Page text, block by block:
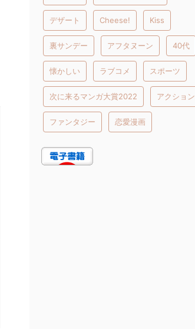
デザート Cheese! Kiss
裏サンデー アフタヌーン 40代
懐かしい ラブコメ スポーツ
次に来るマンガ大賞2022 アクション
ファンタジー 恋愛漫画